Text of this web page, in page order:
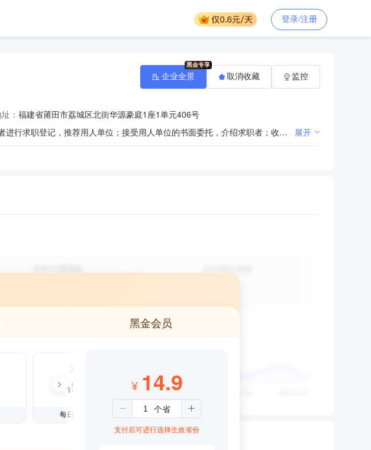
登录/注册
： 福建省莆田市荔城区北街华源豪庭1座1单元406号
货物和服务招标、竞争性谈判、询价代理业务，政府采购咨询服务；为劳动者进行求职登记，推荐用人单位；接受用人单位的书面委托，介绍求职者；收集、发布劳动力供需信息，指导依法签定劳动合同(依法须经批准的项目，经相关部门批准后方可开展经营活动) 展开
企业全景 取消收藏 监控
黑金会员
3个月
¥99
每日仅1.08元
¥ 14.9
支付后可进行选择生效省份